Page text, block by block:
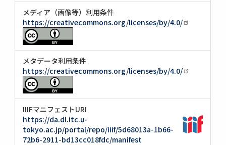
メディア（画像等）利用条件
https://creativecommons.org/licenses/by/4.0/
メタデータ利用条件
https://creativecommons.org/licenses/by/4.0/
IIIFマニフェストURI
https://da.dl.itc.u-
tokyo.ac.jp/portal/repo/iiif/5d68013a-1b66-
72b6-2911-bd13cc018fdc/manifest